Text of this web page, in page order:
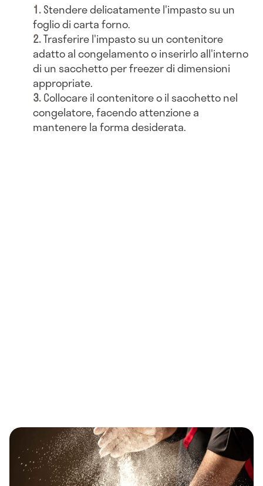
Stenderedelicatamente l'impasto su un
foglio di carta forno.
Trasferire l'impasto su un contenitore
adatto al congelamento o inserirlo all'interno
di un sacchetto per freezer di dimensioni
appropriate.
Collocare il contenitore o il sacchetto nel
congelatore, facendo attenzione a
mantenere la forma desiderata.